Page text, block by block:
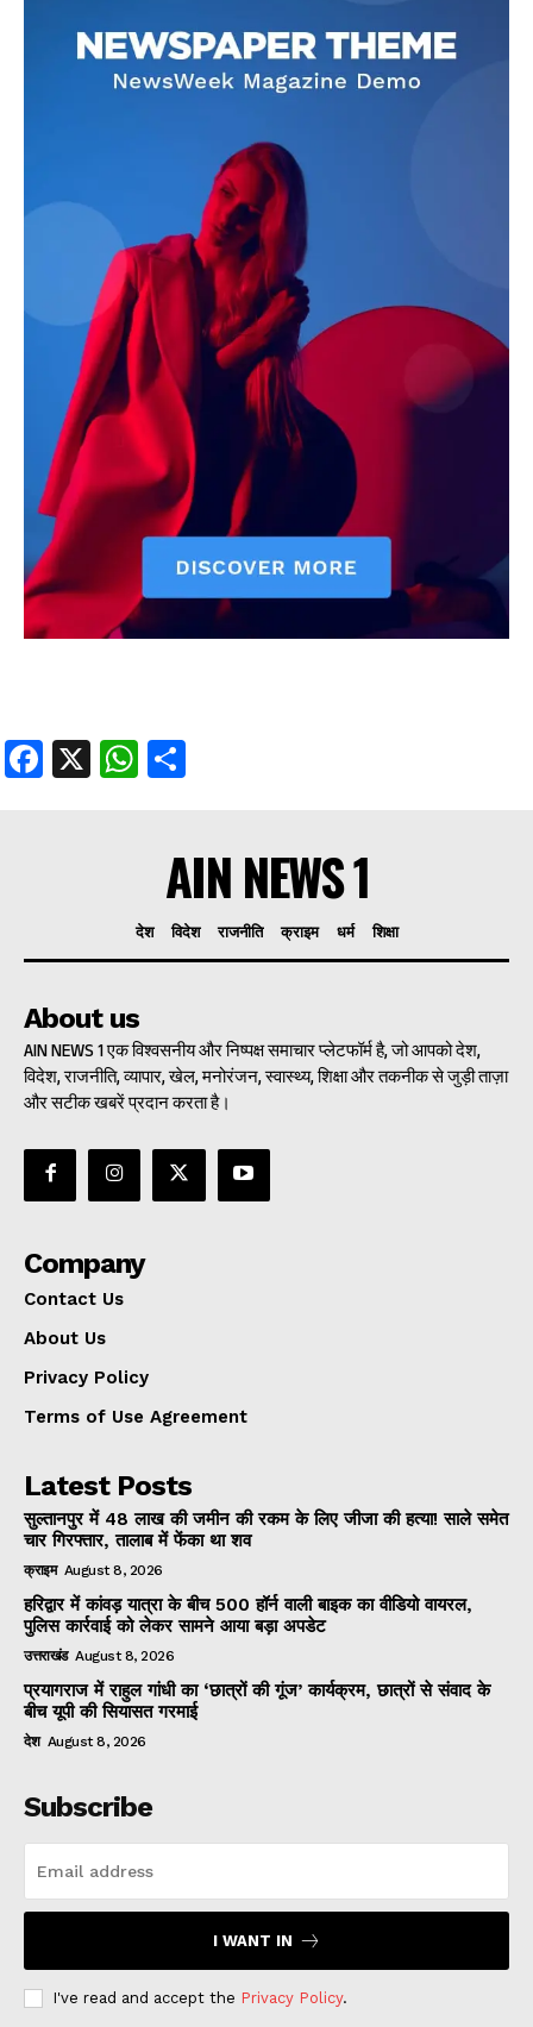
DOWNLOAD NOW
AIN NEWS 1
Contact Us
About Us
Privacy Policy
Terms of Use Agreement
Facebook
X WhatsApp
Share
Facebook
X WhatsApp
AIN NEWS 1
देश विदेश राजनीति क्राइम धर्म शिक्षा
About us
AIN NEWS 1 एक विश्वसनीय और निष्पक्ष समाचार प्लेटफॉर्म है, जो आपको देश,
विदेश, राजनीति, व्यापार, खेल, मनोरंजन, स्वास्थ्य, शिक्षा और तकनीक से जुड़ी ताज़ा
और सटीक खबरें प्रदान करता है।
Company
Contact Us
About Us
Privacy Policy
Terms of Use Agreement
Latest Posts
सुल्तानपुर में 48 लाख की जमीन की रकम के लिए जीजा की हत्या! साले समेत
चार गिरफ्तार, तालाब में फेंका था शव
क्राइम August 8, 2026
हरिद्वार में कांवड़ यात्रा के बीच 500 हॉर्न वाली बाइक का वीडियो वायरल,
पुलिस कार्रवाई को लेकर सामने आया बड़ा अपडेट
उत्तराखंड August 8, 2026
प्रयागराज में राहुल गांधी का ‘छात्रों की गूंज’ कार्यक्रम, छात्रों से संवाद के
बीच यूपी की सियासत गरमाई
देश August 8, 2026
Subscribe
I WANT IN
I've read and accept the Privacy Policy.